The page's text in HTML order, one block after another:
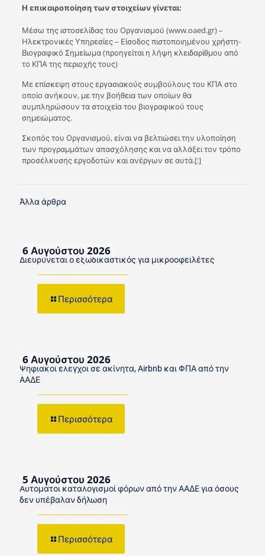
Η επικαιροποίηση των στοιχείων γίνεται:
Μέσω της ιστοσελίδας του Οργανισμού (www.oaed.gr) –
Ηλεκτρονικές Υπηρεσίες – Είσοδος πιστοποιημένου χρήστη-
Βιογραφικό Σημείωμα (προηγείται η λήψη κλειδαρίθμου από
το ΚΠΑ της περιοχής τους)
Με επίσκεψη στους εργασιακούς συμβούλους του ΚΠΑ στο
οποίο ανήκουν, με την βοήθεια των οποίων θα
συμπληρώσουν τα στοιχεία του βιογραφικού τους
σημειώματος.
Σκοπός του Οργανισμού, είναι να βελτιώσει την υλοποίηση
των προγραμμάτων απασχόλησης και να αλλάξει τον τρόπο
προσέλκυσης εργοδοτών και ανέργων σε αυτά.[:]
Άλλα άρθρα
6 Αυγούστου 2026
Διευρύνεται ο εξωδικαστικός για μικροοφειλέτες
Περισσότερα
6 Αυγούστου 2026
Ψηφιακοί έλεγχοι σε ακίνητα, Airbnb και ΦΠΑ από την
ΑΑΔΕ
Περισσότερα
5 Αυγούστου 2026
Αυτόματοι καταλογισμοί φόρων από την ΑΑΔΕ για όσους
δεν υπέβαλαν δήλωση
Περισσότερα